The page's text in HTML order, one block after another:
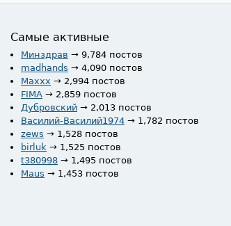
Самые активные
Минздрав → 9,784 постов
madhands → 4,090 постов
Maxxx → 2,994 постов
FIMA → 2,859 постов
Дубровский → 2,013 постов
Василий-Василий1974 → 1,782 постов
zews → 1,528 постов
birluk → 1,525 постов
t380998 → 1,495 постов
Maus → 1,453 постов